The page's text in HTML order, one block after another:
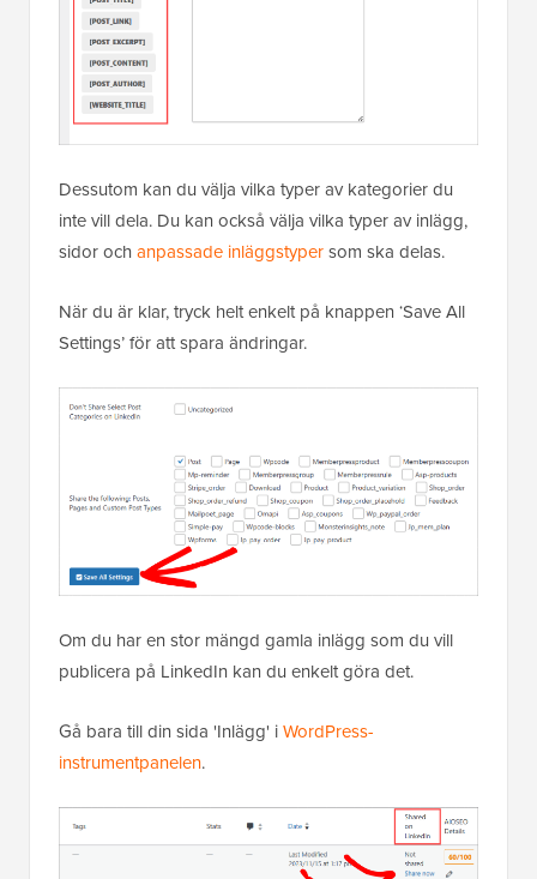
Dessutom kan du välja vilka typer av kategorier du
inte vill dela. Du kan också välja vilka typer av inlägg,
sidor ochanpassade inläggstypersom ska delas.
När du är klar, tryck helt enkelt på knappen ‘Save All
Settings’ för att spara ändringar.
Om du har en stor mängd gamla inlägg som du vill
publicera på LinkedIn kan du enkelt göra det.
Gå bara till din sida 'Inlägg' iWordPress-
instrumentpanelen.